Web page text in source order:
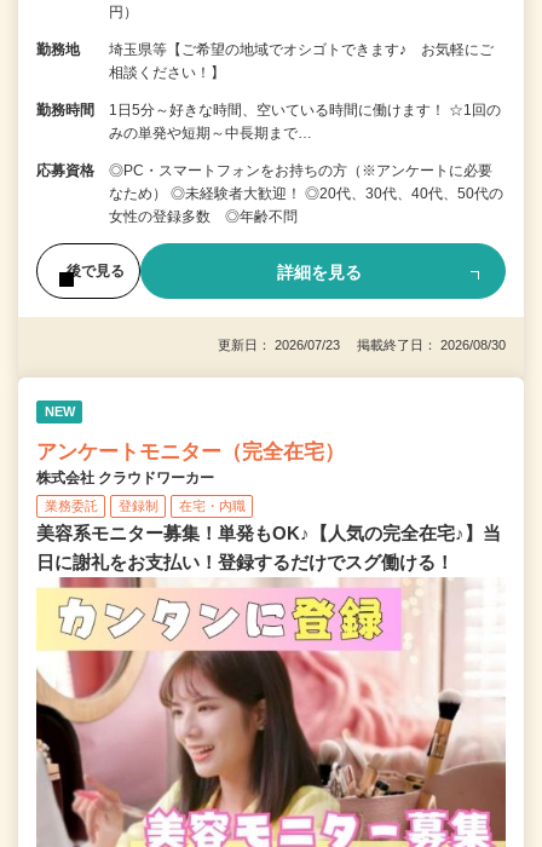
円）
勤務地
埼玉県等【ご希望の地域でオシゴトできます♪ お気軽にご
相談ください！】
勤務時間
1日5分～好きな時間、空いている時間に働けます！ ☆1回の
みの単発や短期～中長期まで…
応募資格
◎PC・スマートフォンをお持ちの方（※アンケートに必要
なため） ◎未経験者大歓迎！ ◎20代、30代、40代、50代の
女性の登録多数 ◎年齢不問
後で見る 詳細を見る
更新日： 2026/07/23 掲載終了日： 2026/08/30
NEW
アンケートモニター（完全在宅）
株式会社 クラウドワーカー
業務委託 登録制 在宅・内職
美容系モニター募集！単発もOK♪【人気の完全在宅♪】当
日に謝礼をお支払い！登録するだけでスグ働ける！